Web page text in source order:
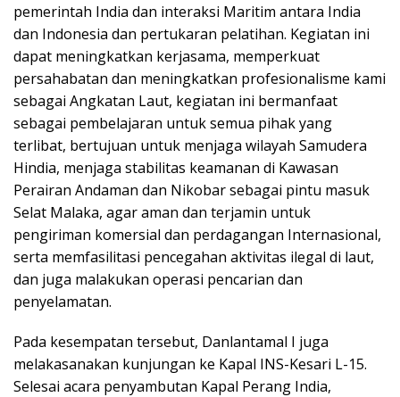
pemerintah India dan interaksi Maritim antara India
dan Indonesia dan pertukaran pelatihan. Kegiatan ini
dapat meningkatkan kerjasama, memperkuat
persahabatan dan meningkatkan profesionalisme kami
sebagai Angkatan Laut, kegiatan ini bermanfaat
sebagai pembelajaran untuk semua pihak yang
terlibat, bertujuan untuk menjaga wilayah Samudera
Hindia, menjaga stabilitas keamanan di Kawasan
Perairan Andaman dan Nikobar sebagai pintu masuk
Selat Malaka, agar aman dan terjamin untuk
pengiriman komersial dan perdagangan Internasional,
serta memfasilitasi pencegahan aktivitas ilegal di laut,
dan juga malakukan operasi pencarian dan
penyelamatan.
Pada kesempatan tersebut, Danlantamal I juga
melakasanakan kunjungan ke Kapal INS-Kesari L-15.
Selesai acara penyambutan Kapal Perang India,